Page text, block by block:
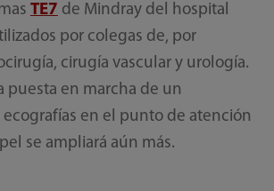
TE7 de Mindray del hospital
por colegas de, por
cirugía vascular y urología.
puesta en marcha de un
ecografías en el punto de atención
se ampliará aún más.